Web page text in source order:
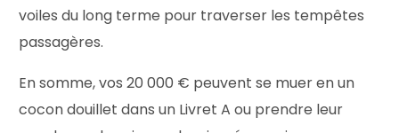
voiles du long terme pour traverser les tempêtes
passagères.
En somme, vos 20 000 € peuvent se muer en un
cocon douillet dans un Livret A ou prendre leur